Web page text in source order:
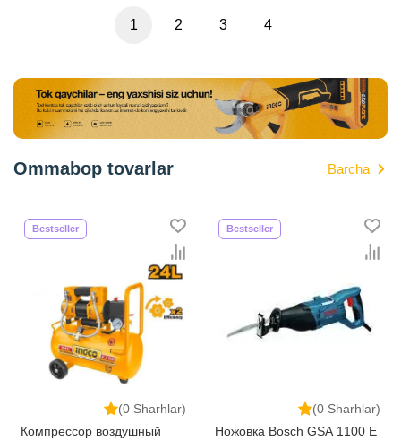
1 2 3 4
Ommabop tovarlar Barcha
(0 Sharhlar)
Bestseller
Компрессор воздушный
(0 Sharhlar)
Bestseller
Ножовка Bosch GSA 1100 E